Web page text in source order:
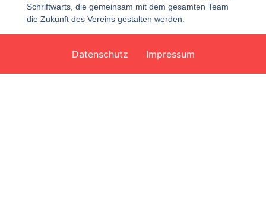
Schriftwarts, die gemeinsam mit dem gesamten Team
die Zukunft des Vereins gestalten werden.
Datenschutz Impressum